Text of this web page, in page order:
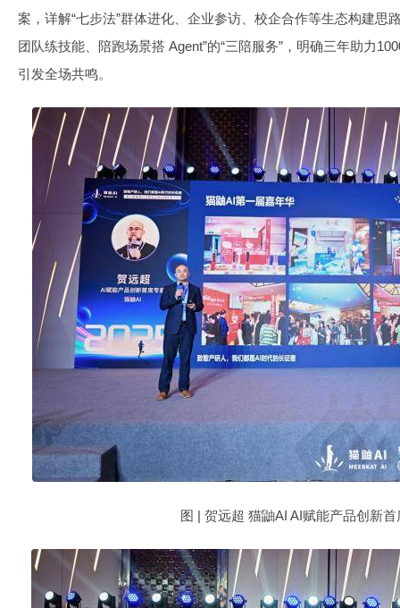
案，详解“七步法”群体进化、企业参访、校企合作等生态构建思
团队练技能、陪跑场景搭 Agent”的“三陪服务”，明确三年助力
引发全场共鸣。
图 | 贺远超 猫鼬AI AI赋能产品创新首